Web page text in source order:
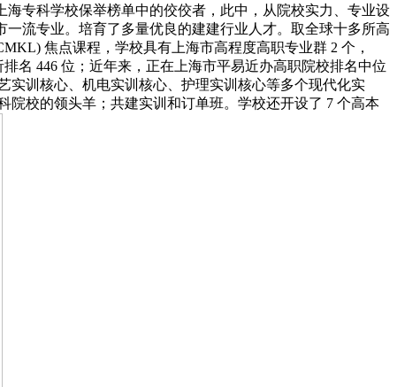
专科学校保举榜单中的佼佼者，此中，从院校实力、专业设
流专业。培育了多量优良的建建行业人才。取全球十多所高
焦点课程，学校具有上海市高程度高职专业群 2 个，
名 446 位；近年来，正在上海市平易近办高职院校排名中位
实训核心、机电实训核心、护理实训核心等多个现代化实
院校的领头羊；共建实训和订单班。学校还开设了 7 个高本